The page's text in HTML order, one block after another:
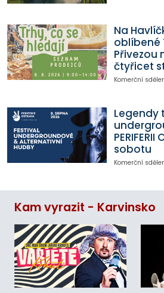
Na
oblíbené
Přivezou
čtyřicet
Komerční
Legendy
sobotu
Komerční
Kam vyrazit - Karvinsko